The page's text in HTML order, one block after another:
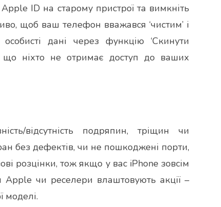
ID на старому пристрої та вимкніть
щоб ваш телефон вважався ‘чистим’ і
дані через функцію ‘Скинути
що ніхто не отримає доступ до ваших
відсутність подряпин, тріщин чи
без дефектів, чи не пошкоджені порти,
розцінки, тож якщо у вас iPhone зовсім
Apple чи реселери влаштовують акції –
моделі.